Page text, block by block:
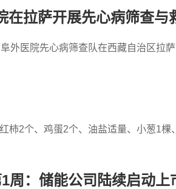
在拉萨开展先心病筛查与
外医院先心病筛查队在西藏自治区拉
柿2个、鸡蛋2个、油盐适量、小葱1棵
周：储能公司陆续启动